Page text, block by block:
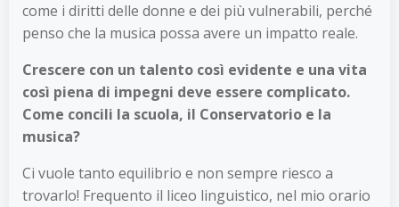
come i diritti delle donne e dei più vulnerabili, perché
penso che la musica possa avere un impatto reale.
Crescere con un talento così evidente e una vita
così piena di impegni deve essere complicato.
Come concili la scuola, il Conservatorio e la
musica?
Ci vuole tanto equilibrio e non sempre riesco a
trovarlo! Frequento il liceo linguistico, nel mio orario